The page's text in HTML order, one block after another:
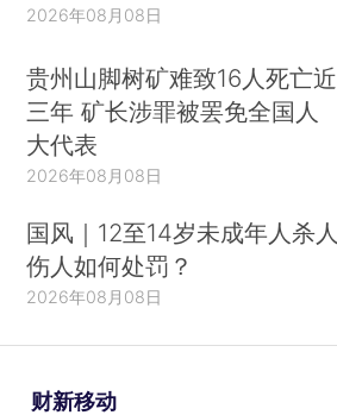
2026年08月08日
贵州山脚树矿难致16人死亡近
三年 矿长涉罪被罢免全国人
大代表
2026年08月08日
国风｜12至14岁未成年人杀人
伤人如何处罚？
2026年08月08日
财新移动